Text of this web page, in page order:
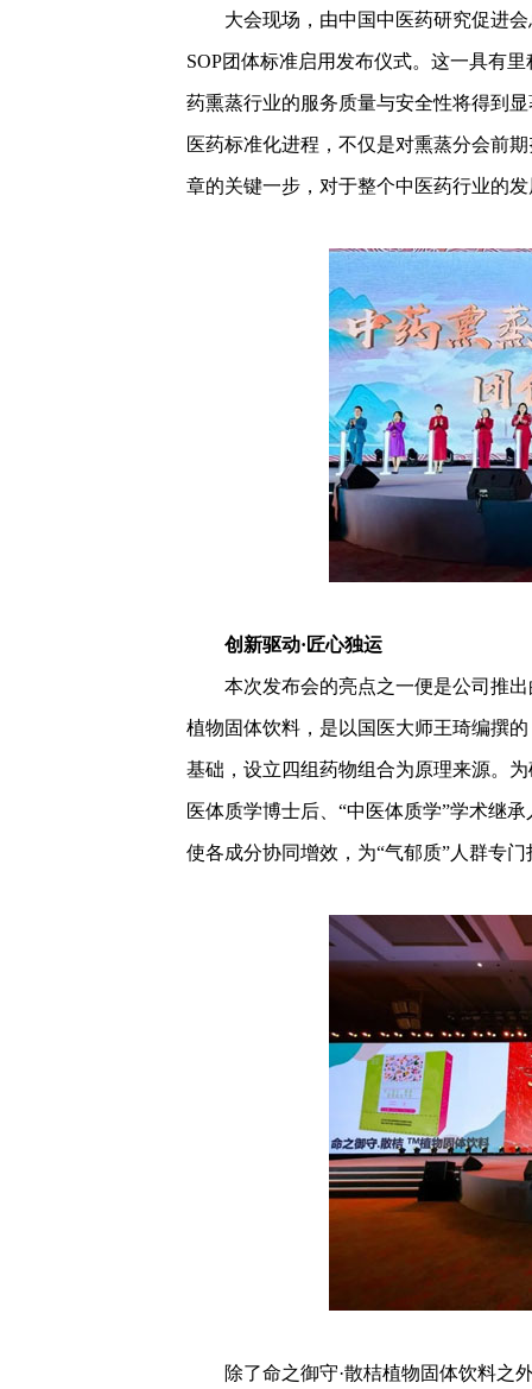
大会现场，由中国中医药研究促进会
SOP团体标准启用发布仪式。这一具有
药熏蒸行业的服务质量与安全性将得到
医药标准化进程，不仅是对熏蒸分会前
章的关键一步，对于整个中医药行业的
创新驱动·匠心独运
本次发布会的亮点之一便是公司推出
植物固体饮料，是以国医大师王琦编撰
基础，设立四组药物组合为原理来源。
医体质学博士后、“中医体质学”学术继
使各成分协同增效，为“气郁质”人群专
除了命之御守·散桔植物固体饮料之外